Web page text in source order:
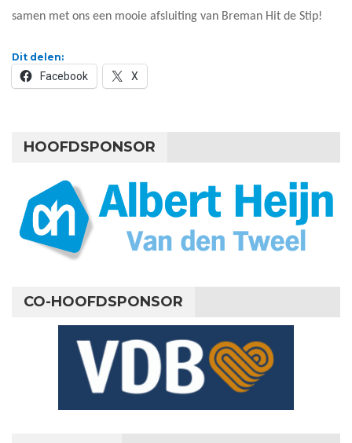
samen met ons een mooie afsluiting van Breman Hit de Stip!
Dit delen:
Facebook X
HOOFDSPONSOR
CO-HOOFDSPONSOR